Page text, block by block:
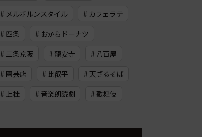
# メルボルンスタイル # カフェラテ
# 四条 # おからドーナツ
# 三条京阪 # 龍安寺 # 八百屋
# 園芸店 # 比叡平 # 天ざるそば
# 上桂 # 音楽朗読劇 # 歌舞伎